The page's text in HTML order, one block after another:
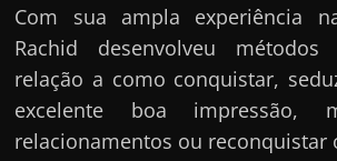
Com sua ampla experiência
Rachid desenvolveu métodos
relação a como conquistar,
excelente boa impressão,
relacionamentos ou reconquistar